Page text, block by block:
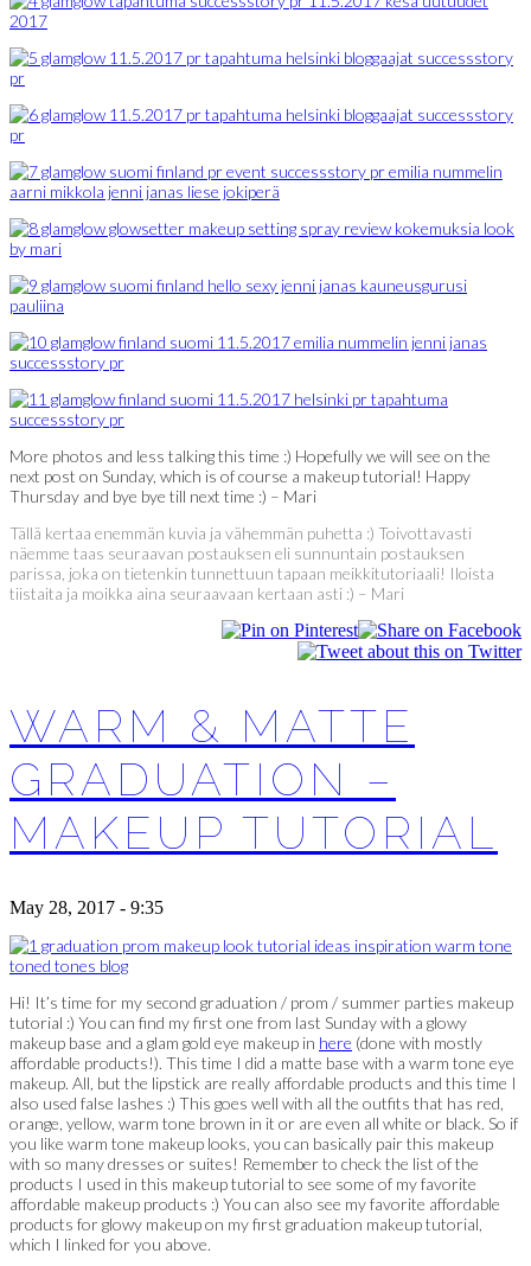
More photos and less talking this time :) Hopefully we will see on the
next post on Sunday, which is of course a makeup tutorial! Happy
Thursday and bye bye till next time :) – Mari
Tällä kertaa enemmän kuvia ja vähemmän puhetta :) Toivottavasti
näemme taas seuraavan postauksen eli sunnuntain postauksen
parissa, joka on tietenkin tunnettuun tapaan meikkitutoriaali! Iloista
tiistaita ja moikka aina seuraavaan kertaan asti :) – Mari
WARM & MATTE
GRADUATION –
MAKEUP TUTORIAL
May 28, 2017 - 9:35
Hi! It’s time for my second graduation / prom / summer parties makeup
tutorial :) You can find my first one from last Sunday with a glowy
makeup base and a glam gold eye makeup in here (done with mostly
affordable products!). This time I did a matte base with a warm tone eye
makeup. All, but the lipstick are really affordable products and this time I
also used false lashes :) This goes well with all the outfits that has red,
orange, yellow, warm tone brown in it or are even all white or black. So if
you like warm tone makeup looks, you can basically pair this makeup
with so many dresses or suites! Remember to check the list of the
products I used in this makeup tutorial to see some of my favorite
affordable makeup products :) You can also see my favorite affordable
products for glowy makeup on my first graduation makeup tutorial,
which I linked for you above.